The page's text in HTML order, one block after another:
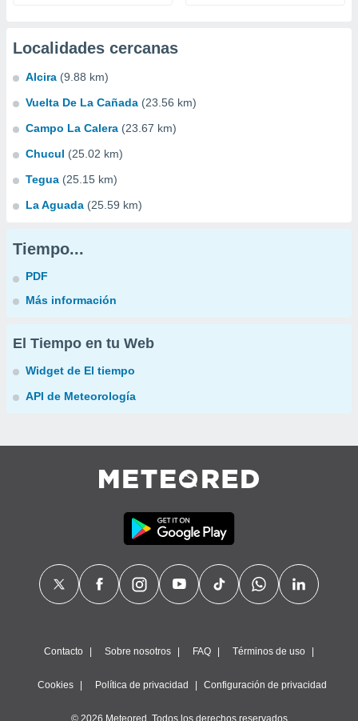
Localidades cercanas
Alcira (9.88 km)
Vuelta De La Cañada (23.56 km)
Campo La Calera (23.67 km)
Chucul (25.02 km)
Tegua (25.15 km)
La Aguada (25.59 km)
Tiempo...
PDF
Más información
El Tiempo en tu Web
Widget de El tiempo
API de Meteorología
Contacto Sobre nosotros FAQ Términos de uso
Cookies Política de privacidad Configuración de privacidad
© 2026 Meteored. Todos los derechos reservados